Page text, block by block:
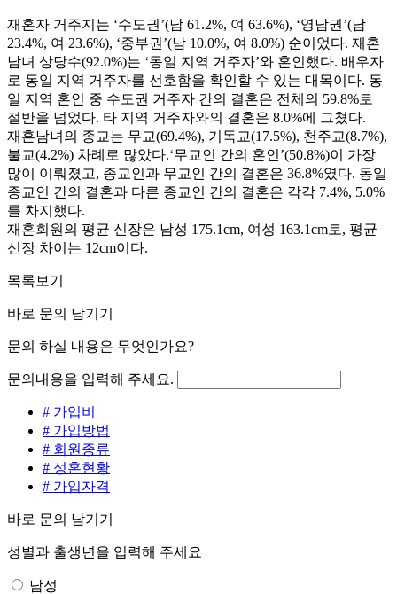
재혼자 거주지는 ‘수도권’(남 61.2%, 여 63.6%), ‘영남권’(남
23.4%, 여 23.6%), ‘중부권’(남 10.0%, 여 8.0%) 순이었다. 재혼
남녀 상당수(92.0%)는 ‘동일 지역 거주자’와 혼인했다. 배우자
로 동일 지역 거주자를 선호함을 확인할 수 있는 대목이다. 동
일 지역 혼인 중 수도권 거주자 간의 결혼은 전체의 59.8%로
절반을 넘었다. 타 지역 거주자와의 결혼은 8.0%에 그쳤다.
재혼남녀의 종교는 무교(69.4%), 기독교(17.5%), 천주교(8.7%),
불교(4.2%) 차례로 많았다.‘무교인 간의 혼인’(50.8%)이 가장
많이 이뤄졌고, 종교인과 무교인 간의 결혼은 36.8%였다. 동일
종교인 간의 결혼과 다른 종교인 간의 결혼은 각각 7.4%, 5.0%
를 차지했다.
재혼회원의 평균 신장은 남성 175.1cm, 여성 163.1cm로, 평균
신장 차이는 12cm이다.
목록보기
바로 문의 남기기
문의 하실 내용은 무엇인가요?
문의내용을 입력해 주세요.
# 가입비
# 가입방법
# 회원종류
# 성혼현황
# 가입자격
바로 문의 남기기
성별과 출생년을 입력해 주세요
남성